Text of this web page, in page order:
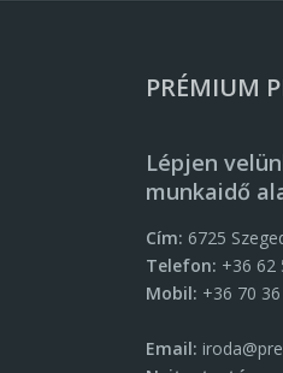
PRÉMIUM
Lépjen
munkaidő
Cím: 6725
Telefon: +36 62
Mobil: +36 70
Email: